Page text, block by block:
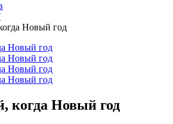
Новый год
когда Новый год